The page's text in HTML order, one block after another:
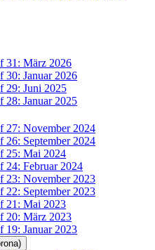
31: März 2026
30: Januar 2026
29: Juni 2025
28: Januar 2025
27: November 2024
26: September 2024
25: Mai 2024
24: Februar 2024
23: November 2023
22: September 2023
21: Mai 2023
20: März 2023
19: Januar 2023